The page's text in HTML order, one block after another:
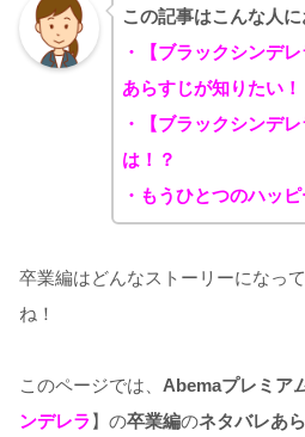
この記事はこんな人に
・【ブラックシンデ
あらすじが知りたい！
・【ブラックシンデ
は！？
・もうひとつのハッ
卒業編はどんなストーリーになっ
ね！
このページでは、 Abemaプレミア
ンデレラ】の卒業編のネタバレあ